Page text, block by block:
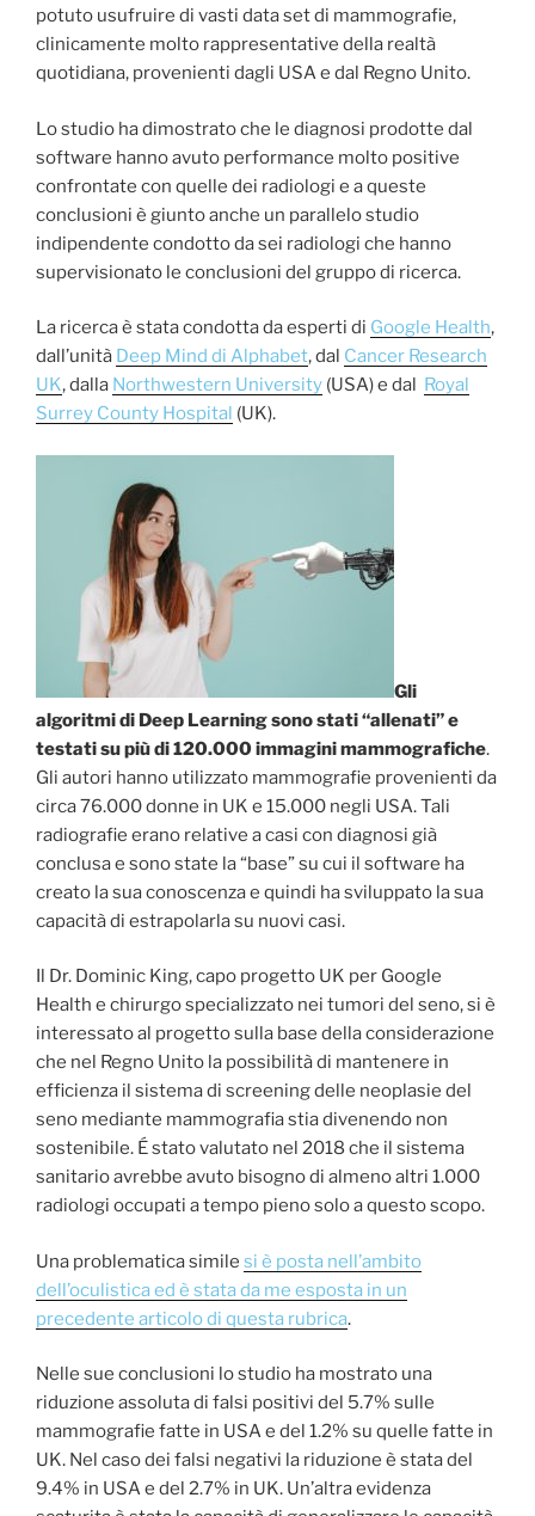
potuto usufruire di vasti data set di mammografie,
clinicamente molto rappresentative della realtà
quotidiana, provenienti dagli USA e dal Regno Unito.
Lo studio ha dimostrato che le diagnosi prodotte dal
software hanno avuto performance molto positive
confrontate con quelle dei radiologi e a queste
conclusioni è giunto anche un parallelo studio
indipendente condotto da sei radiologi che hanno
supervisionato le conclusioni del gruppo di ricerca.
La ricerca è stata condotta da esperti di Google Health,
dall’unità Deep Mind di Alphabet, dal Cancer Research
UK, dalla Northwestern University (USA) e dal
Royal
Surrey County Hospital (UK).
Gli
algoritmi di Deep Learning sono stati “allenati” e
testati su più di 120.000 immagini mammografiche.
Gli autori hanno utilizzato mammografie provenienti da
circa 76.000 donne in UK e 15.000 negli USA. Tali
radiografie erano relative a casi con diagnosi già
conclusa e sono state la “base” su cui il software ha
creato la sua conoscenza e quindi ha sviluppato la sua
capacità di estrapolarla su nuovi casi.
Il Dr. Dominic King, capo progetto UK per Google
Health e chirurgo specializzato nei tumori del seno, si è
interessato al progetto sulla base della considerazione
che nel Regno Unito la possibilità di mantenere in
efficienza il sistema di screening delle neoplasie del
seno mediante mammografia stia divenendo non
sostenibile. É stato valutato nel 2018 che il sistema
sanitario avrebbe avuto bisogno di almeno altri 1.000
radiologi occupati a tempo pieno solo a questo scopo.
Una problematica simile si è posta nell’ambito
dell’oculistica ed è stata da me esposta in un
precedente articolo di questa rubrica.
Nelle sue conclusioni lo studio ha mostrato una
riduzione assoluta di falsi positivi del 5.7% sulle
mammografie fatte in USA e del 1.2% su quelle fatte in
UK. Nel caso dei falsi negativi la riduzione è stata del
9.4% in USA e del 2.7% in UK. Un’altra evidenza